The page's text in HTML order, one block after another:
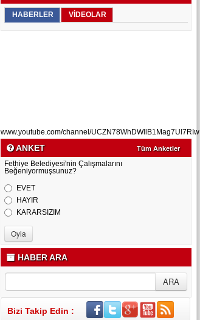
HABERLER VİDEOLAR
www.youtube.com/channel/UCZN78WhDWllB1Mag7Ul7RIw
ANKET Tüm Anketler
Fethiye Belediyesi'nin Çalışmalarını
Beğeniyormuşsunuz?
EVET
HAYIR
KARARSIZIM
HABER ARA
Bizi Takip Edin :